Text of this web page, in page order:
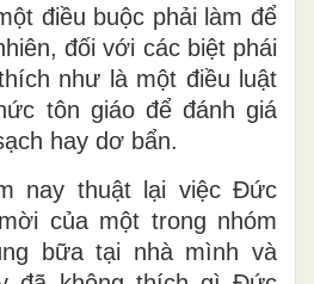
điều buộc phải làm để
đối với các biệt phái
như là một điều luật
tôn giáo để đánh giá
hay dơ bẩn.
nay thuật lại việc Đức
của một trong nhóm
bữa tại nhà mình và